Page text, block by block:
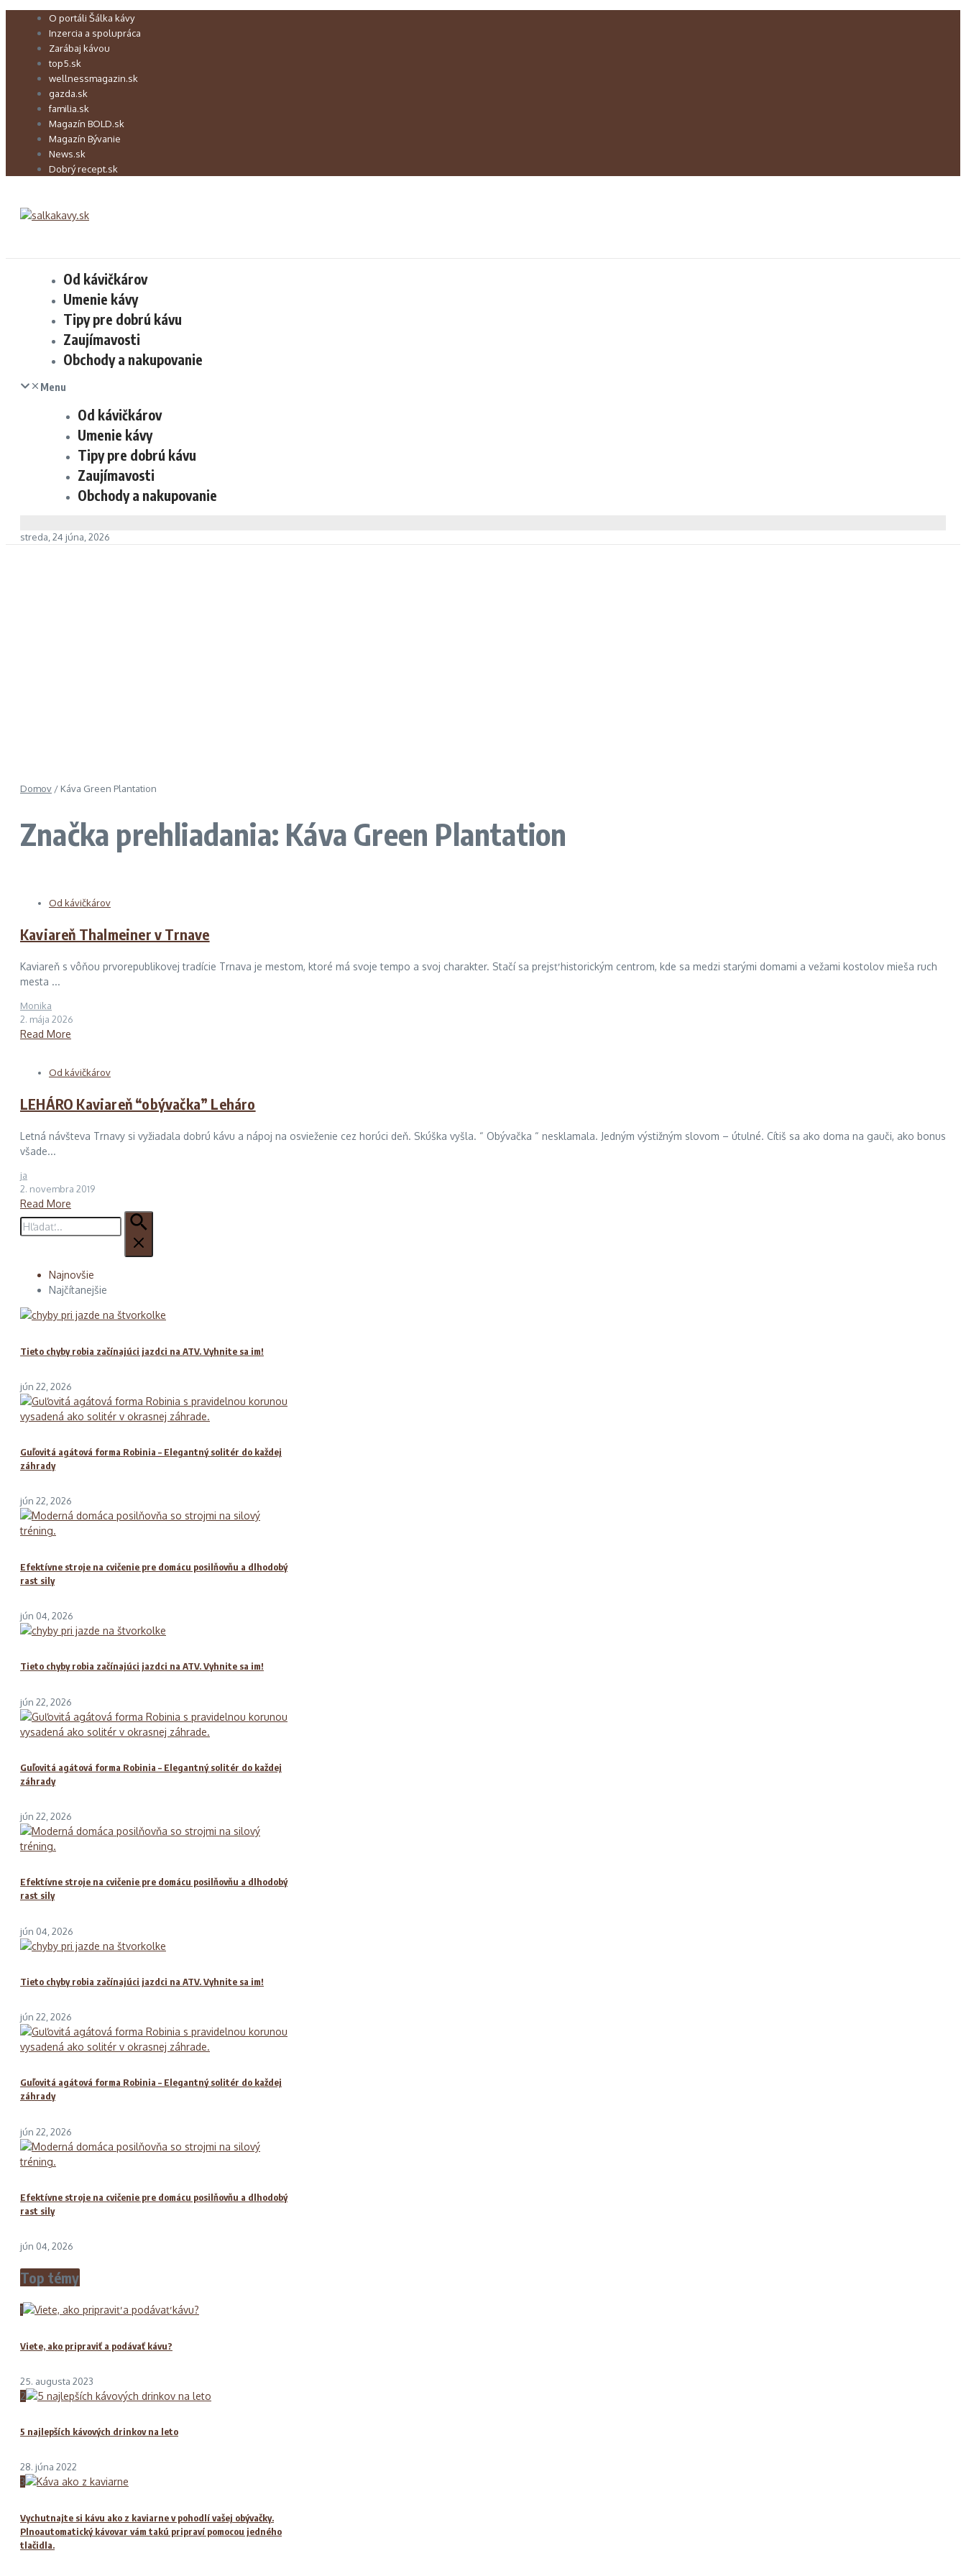
Preskočiť O portáli Šálka kávy
Inzercia a spolupráca
Zarábaj kávou
top5.sk
wellnessmagazin.sk
gazda.sk
familia.sk
Magazín BOLD.sk
Magazín Bývanie
News.sk
Dobrý recept.sk
Od kávičkárov
Umenie kávy
Tipy pre dobrú kávu
Zaujímavosti
Obchody a nakupovanie
Menu
Od kávičkárov
Umenie kávy
Tipy pre dobrú kávu
Zaujímavosti
Obchody a nakupovanie
streda, 24 júna, 2026
Domov / Káva Green Plantation
Značka prehliadania: Káva Green Plantation
Od kávičkárov
Kaviareň Thalmeiner v Trnave
Kaviareň s vôňou prvorepublikovej tradície Trnava je mestom, ktoré má svoje tempo a svoj charakter. Stačí sa prejsť historickým centrom, kde sa medzi starými domami a vežami kostolov mieša ruch
mesta ...
Monika
2. mája 2026
Read More
Od kávičkárov
LEHÁRO Kaviareň “obývačka” Leháro
Letná návšteva Trnavy si vyžiadala dobrú kávu a nápoj na osvieženie cez horúci deň. Skúška vyšla. “ Obývačka “ nesklamala. Jedným výstižným slovom – útulné. Cítiš sa ako doma na gauči, ako bonus
všade...
ja
2. novembra 2019
Read More
Hľadať:
Najnovšie
Najčítanejšie
Tieto chyby robia začínajúci jazdci na ATV. Vyhnite sa im!
jún 22, 2026
Guľovitá agátová forma Robinia – Elegantný solitér do každej
záhrady
jún 22, 2026
Efektívne stroje na cvičenie pre domácu posilňovňu a dlhodobý
rast sily
jún 04, 2026
Tieto chyby robia začínajúci jazdci na ATV. Vyhnite sa im!
jún 22, 2026
Guľovitá agátová forma Robinia – Elegantný solitér do každej
záhrady
jún 22, 2026
Efektívne stroje na cvičenie pre domácu posilňovňu a dlhodobý
rast sily
jún 04, 2026
Tieto chyby robia začínajúci jazdci na ATV. Vyhnite sa im!
jún 22, 2026
Guľovitá agátová forma Robinia – Elegantný solitér do každej
záhrady
jún 22, 2026
Efektívne stroje na cvičenie pre domácu posilňovňu a dlhodobý
rast sily
jún 04, 2026
Top témy
1
Viete, ako pripraviť a podávať kávu?
25. augusta 2023
2
5 najlepších kávových drinkov na leto
28. júna 2022
3
Vychutnajte si kávu ako z kaviarne v pohodlí vašej obývačky.
Plnoautomatický kávovar vám takú pripraví pomocou jedného
tlačidla.